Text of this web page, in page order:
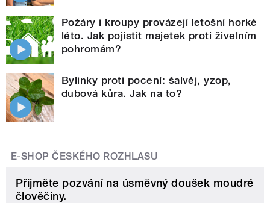
Požáry i kroupy provázejí letošní horké
léto. Jak pojistit majetek proti živelním
pohromám?
Bylinky proti pocení: šalvěj, yzop,
dubová kůra. Jak na to?
E-SHOP ČESKÉHO ROZHLASU
Přijměte pozvání na úsměvný doušek moudré
člověčiny.